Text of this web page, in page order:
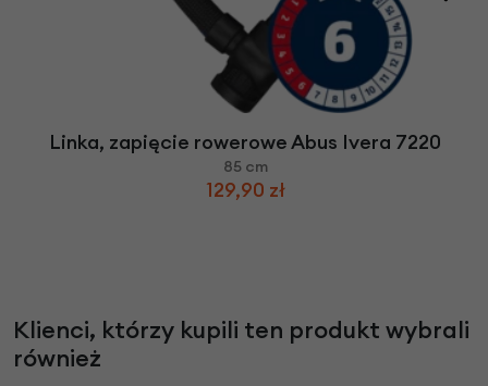
Linka, zapięcie rowerowe Abus Ivera 7220
85 cm
129,90 zł
Klienci, którzy kupili ten produkt wybrali
również